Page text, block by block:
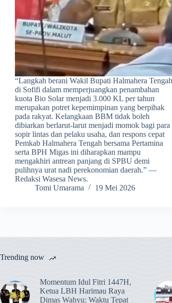
​“Langkah berani Wakil Bupati Halmahera Tengah
di Sofifi dalam memperjuangkan penambahan
kuota Bio Solar menjadi 3.000 KL per tahun
merupakan potret kepemimpinan yang berpihak
pada rakyat. Kelangkaan BBM tidak boleh
dibiarkan berlarut-larut menjadi momok bagi para
sopir lintas dan pelaku usaha, dan respons cepat
Pemkab Halmahera Tengah bersama Pertamina
serta BPH Migas ini diharapkan mampu
mengakhiri antrean panjang di SPBU demi
pulihnya urat nadi perekonomian daerah.” —
Redaksi Wasesa News.
Tomi Umarama
19 Mei 2026
Trending now
Momentum Idul Fitri 1447H,
Ketua LBH Harimau Raya
Dimas Wahyu: Waktu Tepat